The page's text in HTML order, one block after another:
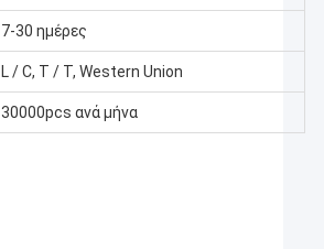
7-30 ημέρες
L / C, T / T, Western Union
30000pcs ανά μήνα